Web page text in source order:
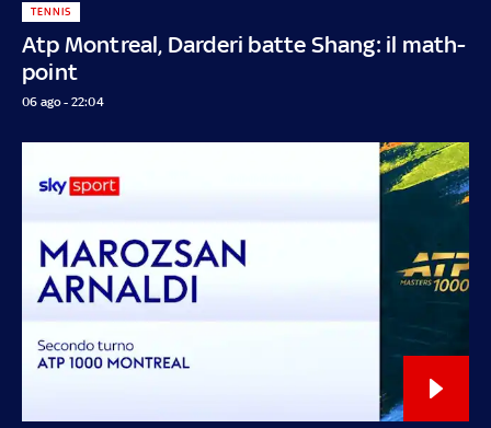
Atp Montreal, Darderi batte Shang: il math-
point
TENNIS
06 ago - 22:04